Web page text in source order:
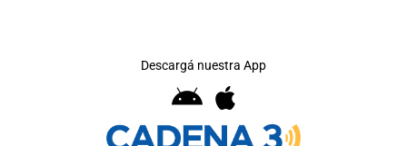
Descargá nuestra App